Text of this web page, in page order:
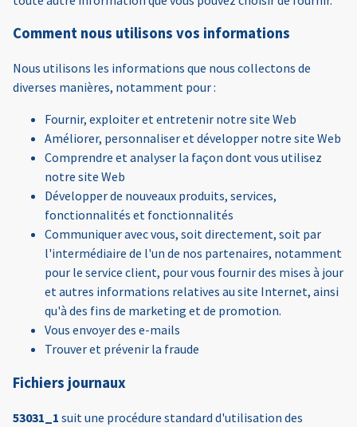
Comment nous utilisons vos informations
Nous utilisons les informations que nous collectons de
diverses manières, notamment pour :
Fournir, exploiter et entretenir notre site Web
Améliorer, personnaliser et développer notre site Web
Comprendre et analyser la façon dont vous utilisez
notre site Web
Développer de nouveaux produits, services,
fonctionnalités et fonctionnalités
Communiquer avec vous, soit directement, soit par
l'intermédiaire de l'un de nos partenaires, notamment
pour le service client, pour vous fournir des mises à jour
et autres informations relatives au site Internet, ainsi
qu'à des fins de marketing et de promotion.
Vous envoyer des e-mails
Trouver et prévenir la fraude
Fichiers journaux
53031_1 suit une procédure standard d'utilisation des